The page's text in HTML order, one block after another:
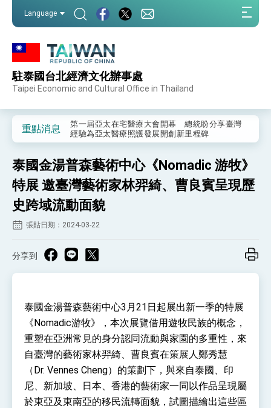
Language
駐泰國台北經濟文化辦事處
Taipei Economic and Cultural Office in Thailand
重點消息
外交部重要言論
事處」，進一步深化台美交流合作
第一屆亞太在宅醫療大會開幕 總統盼分享臺灣
經驗為亞太醫療照護發展開創新里程碑
及「台灣智慧醫療與健康產業展」預告短片，向
世界展現台灣守護全球健康的創新能量
總統出訪史瓦帝尼返國談話 強調臺灣人有權利
走向世界 盼與理念相近國家共同維護國際秩序
堅定走向世界 賴總統抵達史瓦帝尼王國進行國是
訪問
總統與五院院長新春茶敘 盼化分歧為團結、為
國家邁出合作第一步
總統農曆春節談話
疊加 我輸美2072項產品豁免對等關稅
總統接受「法新社」（AFP）專訪內容
外交部長林佳龍於《外交事務》撰文指出：自由
世界 需要台灣，團結合作方能守護繁榮
外交部長林佳龍出席《台灣光華雜誌》50週年慶
「見證蛻變，分享世界的光華」開幕式，期許數
位轉 型迎向下個50年
總統主持「台美經濟繁榮夥伴對話」記者會 說
明臺美合作三大戰略方向 盼與民主夥伴共同引
泰國金湯普森藝術中心《Nomadic 游牧》
特展 邀臺灣藝術家林羿綺、曹良賓呈現歷
史跨域流動面貌
張貼日期：2024-03-22
分享到
泰國金湯普森藝術中心3月21日起展出新一季的特展
《Nomadic游牧》，本次展覽借用遊牧民族的概念，
重塑在亞洲常見的身分認同流動與家園的多重性，來
自臺灣的藝術家林羿綺、曹良賓在策展人鄭秀慧
（Dr. Vennes Cheng）的策劃下，與來自泰國、印
尼、新加坡、日本、香港的藝術家一同以作品呈現屬
於東亞及東南亞的移民流轉面貌，試圖描繪出這些區